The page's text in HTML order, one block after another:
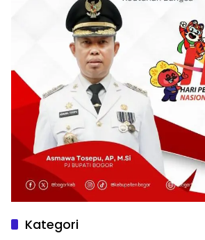
Kategori